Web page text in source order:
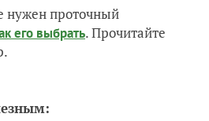
нужен проточный
его выбрать. Прочитайте